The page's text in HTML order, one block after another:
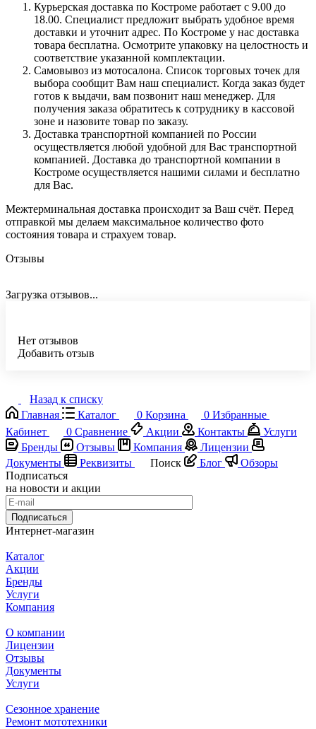
Курьерская доставка по Костроме работает с 9.00 до
18.00. Специалист предложит выбрать удобное время
доставки и уточнит адрес. По Костроме у нас доставка
товара бесплатна. Осмотрите упаковку на целостность и
соответствие указанной комплектации.
Самовывоз из мотосалона. Список торговых точек для
выбора сообщит Вам наш специалист. Когда заказ будет
готов к выдачи, вам позвонит наш менеджер. Для
получения заказа обратитесь к сотруднику в кассовой
зоне и назовите товар по заказу.
Доставка транспортной компанией по России
осуществляется любой удобной для Вас транспортной
компанией. Доставка до транспортной компании в
Костроме осуществляется нашими силами и бесплатно
для Вас.
Межтерминальная доставка происходит за Ваш счёт. Перед
отправкой мы делаем максимальное количество фото
состояния товара и страхуем товар.
Отзывы
Загрузка отзывов...
Нет отзывов
Добавить отзыв
Назад к списку
Главная
Каталог 0 Корзина 0 Избранные
Кабинет
0 Сравнение Акции Контакты
Услуги
Бренды
Отзывы Компания
Лицензии
Документы
Реквизиты Поиск Блог
Обзоры
Подписаться
на новости и акции
Подписаться
Интернет-магазин
Каталог
Акции
Бренды
Услуги
Компания
О компании
Лицензии
Отзывы
Документы
Услуги
Сезонное хранение
Ремонт мототехники